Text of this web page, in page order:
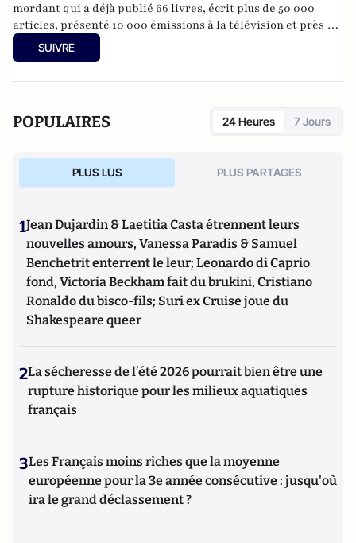
mordant qui a déjà publié 66 livres, écrit plus de 50 000
articles, présenté 10 000 émissions à la télévision et près de
30 000 à la radio ? Journaliste de presse, de radio, de
télévision, créateur des mythiques Grosses têtes, plume
SUIVRE
POPULAIRES 24 Heures 7 Jours
PLUS LUS PLUS PARTAGES
1Jean Dujardin & Laetitia Casta étrennent leurs
nouvelles amours, Vanessa Paradis & Samuel
Benchetrit enterrent le leur; Leonardo di Caprio
fond, Victoria Beckham fait du brukini, Cristiano
Ronaldo du bisco-fils; Suri ex Cruise joue du
Shakespeare queer
2La sécheresse de l’été 2026 pourrait bien être une
rupture historique pour les milieux aquatiques
français
3Les Français moins riches que la moyenne
européenne pour la 3e année consécutive : jusqu'où
ira le grand déclassement ?